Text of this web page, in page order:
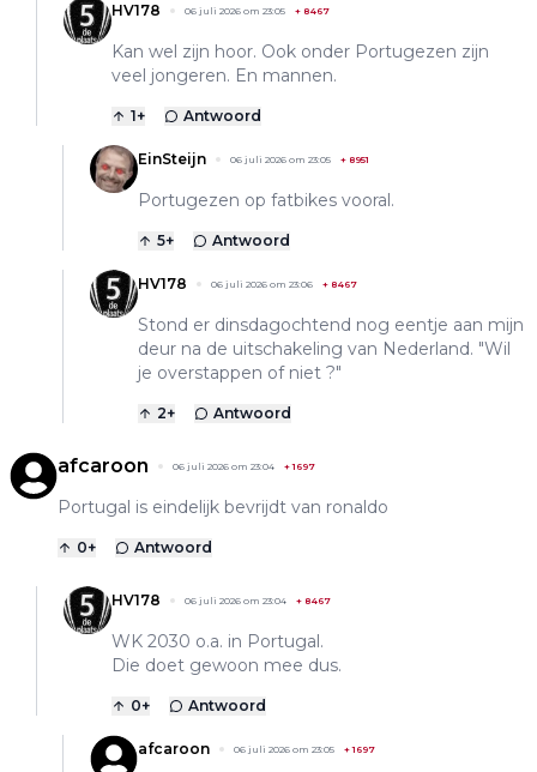
HV178 06 juli 2026 om 23:05 + 8467
Kan wel zijn hoor. Ook onder Portugezen zijn
veel jongeren. En mannen.
1+ Antwoord
EinSteijn 06 juli 2026 om 23:05 + 8951
Portugezen op fatbikes vooral.
5+ Antwoord
HV178 06 juli 2026 om 23:06 + 8467
Stond er dinsdagochtend nog eentje aan mijn
deur na de uitschakeling van Nederland. "Wil
je overstappen of niet ?"
2+ Antwoord
afcaroon 06 juli 2026 om 23:04 +1697
Portugal is eindelijk bevrijdt van ronaldo
0+ Antwoord
HV178 06 juli 2026 om 23:04 + 8467
WK 2030 o.a. in Portugal.
Die doet gewoon mee dus.
0+ Antwoord
afcaroon 06 juli 2026 om 23:05 +1697